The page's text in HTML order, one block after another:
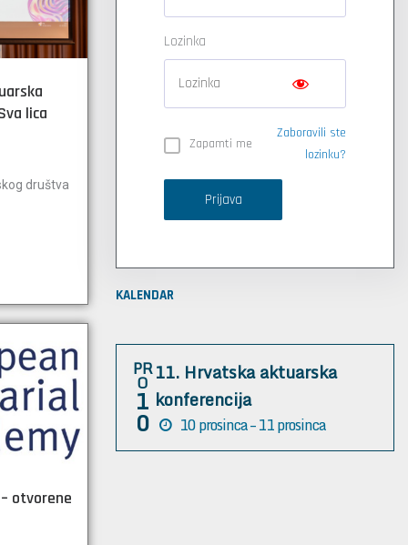
lica
društva
otvorene
Lozinka
Zapamti me
Zaboravili ste
lozinku?
Prijava
KALENDAR
PR
O
1
0
11. Hrvatska aktuarska
konferencija
10 prosinca – 11 prosinca